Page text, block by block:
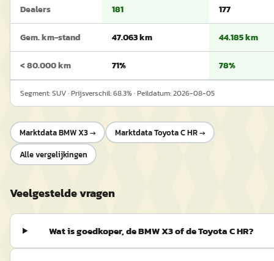
Dealers 181 177
Gem. km-stand 47.063 km 44.185 km
< 80.000 km 71% 78%
Segment:SUV· Prijsverschil:68.3% · Peildatum:2026-08-05
MarktdataBMW X3→ MarktdataToyota C HR→
Alle vergelijkingen
Veelgestelde vragen
Wat is goedkoper, de BMW X3 of de Toyota C HR?